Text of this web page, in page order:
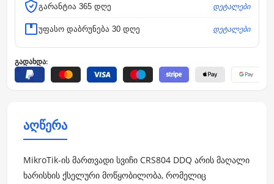
გარანტია 365 დღე დეტალები
უფასო დაბრუნება 30 დღე დეტალები
გადახდა:
აღწერა
MikroTik-ის მართვადი სვიჩი CRS804 DDQ არის მაღალი
ხარისხის ქსელური მოწყობილობა, რომელიც